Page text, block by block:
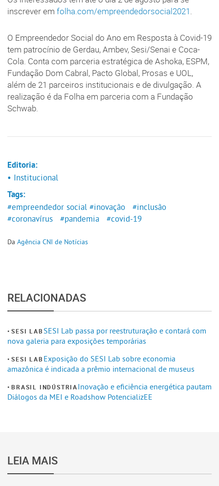
inscrever em folha.com/empreendedorsocial2021.
O Empreendedor Social do Ano em Resposta à Covid-19
tem patrocínio de Gerdau, Ambev, Sesi/Senai e Coca-
Cola. Conta com parceria estratégica de Ashoka, ESPM,
Fundação Dom Cabral, Pacto Global, Prosas e UOL,
além de 21 parceiros institucionais e de divulgação​. A
realização é da Folha em parceria com a Fundação
Schwab. ​
Editoria:
• Institucional
Tags:
#empreendedor social #inovação
#inclusão
#coronavírus
#pandemia #covid-19
Da Agência CNI de Notícias
RELACIONADAS
SESI LAB SESI Lab passa por reestruturação e contará com
nova galeria para exposições temporárias
SESI LAB Exposição do SESI Lab sobre economia
amazônica é indicada a prêmio internacional de museus
BRASIL INDÚSTRIAInovação e eficiência energética pautam
Diálogos da MEI e Roadshow PotencializEE
LEIA MAIS